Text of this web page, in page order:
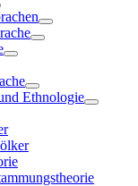
Ethnologie